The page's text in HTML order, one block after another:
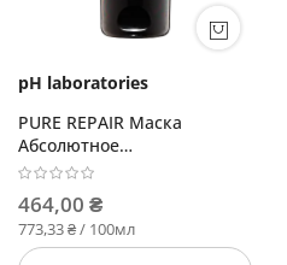
pH laboratories
PURE REPAIR Маска
Абсолютное
восстановление
464,00 ₴
773,33 ₴ / 100мл